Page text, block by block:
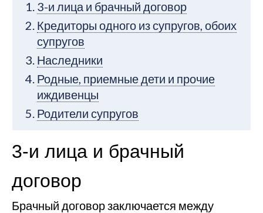
3-и лица и брачный договор
Кредиторы одного из супругов, обоих
супругов
Наследники
Родные, приемные дети и прочие
иждивенцы
Родители супругов
3-и лица и брачный
договор
Брачный договор заключается между